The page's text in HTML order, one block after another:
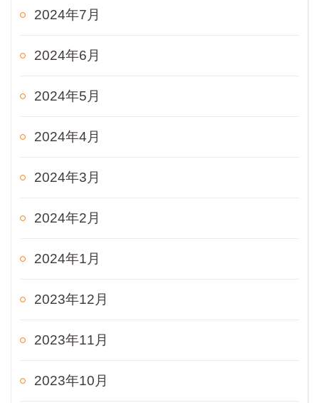
2024年7月
2024年6月
2024年5月
2024年4月
2024年3月
2024年2月
2024年1月
2023年12月
2023年11月
2023年10月